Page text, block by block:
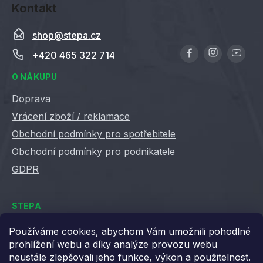
Používáme cookies, abychom Vám umožnili pohodlné
prohlížení webu a díky analýze provozu webu
neustále zlepšovali jeho funkce, výkon a použitelnost.
Kontakt
shop@stepa.cz
+420 465 322 714
O NÁKUPU
Doprava
Vrácení zboží / reklamace
Obchodní podmínky pro spotřebitele
Obchodní podmínky pro podnikatele
GDPR
STEPA
Kontakty
Kariéra ve Stepě